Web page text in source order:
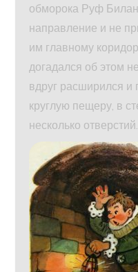
обморока Руф
направление и не
им главному
догадался об этом
вдруг расширился
круглую пещеру, в
несколько отверстий.